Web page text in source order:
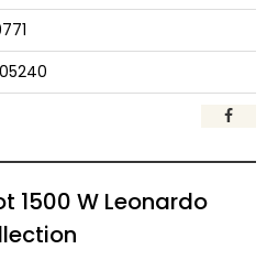
1500 W Leonardo